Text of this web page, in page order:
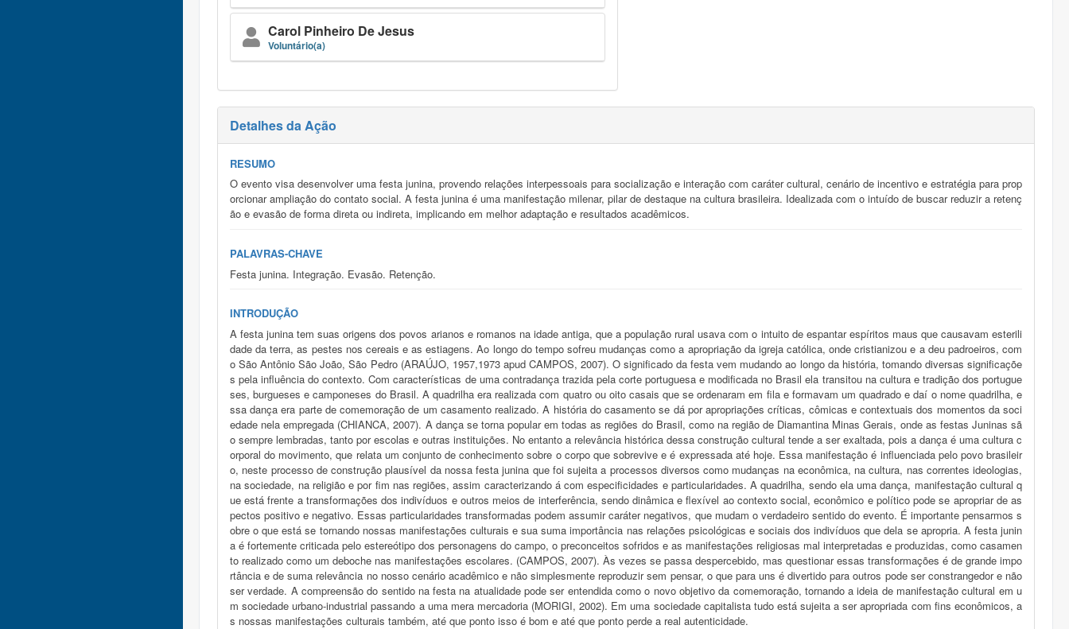
Carol Pinheiro De Jesus
Voluntário(a)
Detalhes da Ação
RESUMO
O evento visa desenvolver uma festa junina, provendo relações interpessoais para socialização e interação com caráter cultural, cenário de incentivo e estratégia para prop
orcionar ampliação do contato social. A festa junina é uma manifestação milenar, pilar de destaque na cultura brasileira. Idealizada com o intuído de buscar reduzir a retenç
ão e evasão de forma direta ou indireta, implicando em melhor adaptação e resultados acadêmicos.
PALAVRAS-CHAVE
Festa junina. Integração. Evasão. Retenção.
INTRODUÇÃO
A festa junina tem suas origens dos povos arianos e romanos na idade antiga, que a população rural usava com o intuito de espantar espíritos maus que causavam esterili
dade da terra, as pestes nos cereais e as estiagens. Ao longo do tempo sofreu mudanças como a apropriação da igreja católica, onde cristianizou e a deu padroeiros, com
o São Antônio São João, São Pedro (ARAÚJO, 1957,1973 apud CAMPOS, 2007). O significado da festa vem mudando ao longo da história, tomando diversas significaçõe
s pela influência do contexto. Com características de uma contradança trazida pela corte portuguesa e modificada no Brasil ela transitou na cultura e tradição dos portugue
ses, burgueses e camponeses do Brasil. A quadrilha era realizada com quatro ou oito casais que se ordenaram em fila e formavam um quadrado e daí o nome quadrilha, e
ssa dança era parte de comemoração de um casamento realizado. A história do casamento se dá por apropriações críticas, cômicas e contextuais dos momentos da soci
edade nela empregada (CHIANCA, 2007). A dança se torna popular em todas as regiões do Brasil, como na região de Diamantina Minas Gerais, onde as festas Juninas sã
o sempre lembradas, tanto por escolas e outras instituições. No entanto a relevância histórica dessa construção cultural tende a ser exaltada, pois a dança é uma cultura c
orporal do movimento, que relata um conjunto de conhecimento sobre o corpo que sobrevive e é expressada até hoje. Essa manifestação é influenciada pelo povo brasileir
o, neste processo de construção plausível da nossa festa junina que foi sujeita a processos diversos como mudanças na econômica, na cultura, nas correntes ideologias,
na sociedade, na religião e por fim nas regiões, assim caracterizando á com especificidades e particularidades. A quadrilha, sendo ela uma dança, manifestação cultural q
ue está frente a transformações dos indivíduos e outros meios de interferência, sendo dinâmica e flexível ao contexto social, econômico e político pode se apropriar de as
pectos positivo e negativo. Essas particularidades transformadas podem assumir caráter negativos, que mudam o verdadeiro sentido do evento. É importante pensarmos s
obre o que está se tornando nossas manifestações culturais e sua suma importância nas relações psicológicas e sociais dos indivíduos que dela se apropria. A festa junin
a é fortemente criticada pelo estereótipo dos personagens do campo, o preconceitos sofridos e as manifestações religiosas mal interpretadas e produzidas, como casamen
to realizado como um deboche nas manifestações escolares. (CAMPOS, 2007). Às vezes se passa despercebido, mas questionar essas transformações é de grande impo
rtância e de suma relevância no nosso cenário acadêmico e não simplesmente reproduzir sem pensar, o que para uns é divertido para outros pode ser constrangedor e não
ser verdade. A compreensão do sentido na festa na atualidade pode ser entendida como o novo objetivo da comemoração, tornando a ideia de manifestação cultural em u
m sociedade urbano-industrial passando a uma mera mercadoria (MORIGI, 2002). Em uma sociedade capitalista tudo está sujeita a ser apropriada com fins econômicos, a
s nossas manifestações culturais também, até que ponto isso é bom e até que ponto perde a real autenticidade.